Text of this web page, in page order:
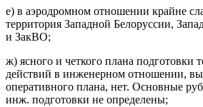
е) в аэродромном отношении крайне
территория Западной Белоруссии,
и ЗакВО;
ж) ясного и четкого плана подготовки
действий в инженерном отношении,
оперативного плана, нет. Основные
инж. подготовки не определены;